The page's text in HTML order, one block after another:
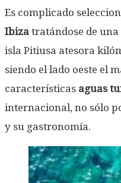
Es complicado
Ibiza tratándose de
isla Pitiusa atesora
siendo el lado oeste el
características aguas
internacional, no sólo
y su gastronomía.